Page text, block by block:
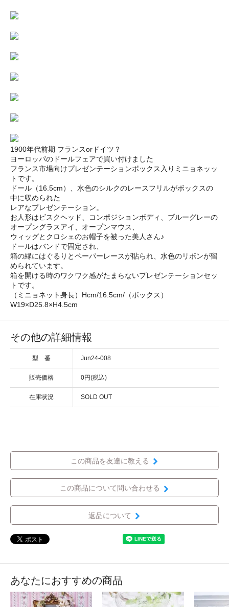
1900年代前期 フランスorドイツ？
ヨーロッパのドールフェアで買い付けました
フランス市場向けプレゼンテーションボックス入りミニョネッッ
トです。
ドール（16.5cm）、水色のシルクのレースフリルがボックスの
中に収められた
レアなプレゼンテーション。
お人形はビスクヘッド、コンポジションボディ、ブルーグレーの
オープングラスアイ、オープンマウス、
ウィッグとクロシェのお帽子を被った美人さん♪
ドールはバンドで固定され、
箱の縁にはぐるりとペーパーレースが貼られ、水色のリボンが留
められています。
箱を開ける時のワクワク感がたまらないプレゼンテーションセッ
トです。
（ミニョネット身長）Hcm/16.5cm/（ボックス）
W19×D25.8×H4.5cm
その他の詳細情報
型 番 Jun24-008
販売価格 0円(税込)
在庫状況 SOLD OUT
この商品を友達に教える
この商品について問い合わせる
返品について
あなたにおすすめの商品